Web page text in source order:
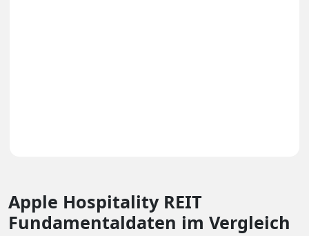
Apple Hospitality REIT
Fundamentaldaten im Vergleich